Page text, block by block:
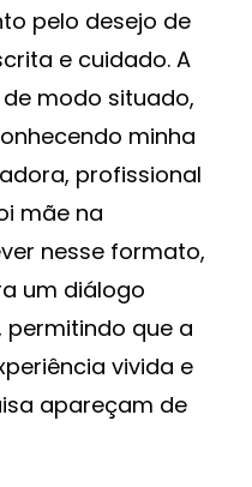
pelo desejo de
e cuidado. A
modo situado,
minha
profissional
mãe na
nesse formato,
um diálogo
que a
vivida e
apareçam de